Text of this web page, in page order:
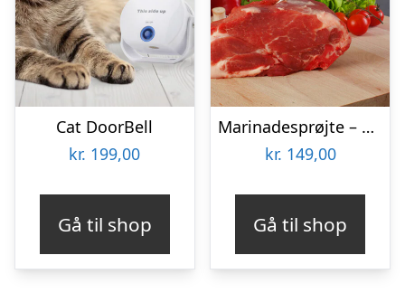
Cat DoorBell
kr. 199,00
Gå til shop
Marinadesprøjte – KitchPro
kr. 149,00
Gå til shop